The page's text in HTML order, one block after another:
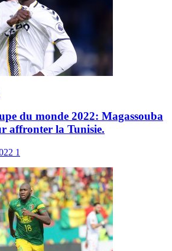
du monde 2022: Magassouba
affronter la Tunisie.
1